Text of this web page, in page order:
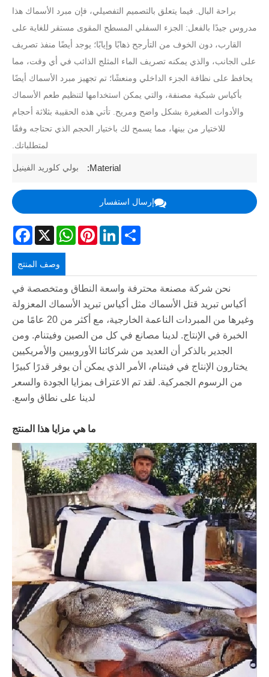
براحة البال. فيما يتعلق بالتصميم التفصيلي، فإن مبرد الأسماك هذا
مدروس جيدًا بالفعل: الجزء السفلي المسطح المقوى مستقر للغاية على
القارب، دون الخوف من التأرجح ذهابًا وإيابًا؛ يوجد أيضًا منفذ تصريف
على الجانب، والذي يمكنه تصريف الماء المثلج الذائب في أي وقت، مما
يحافظ على نظافة الجزء الداخلي ومنعشًا؛ تم تجهيز مبرد الأسماك أيضًا
بأكياس شبكية مصنفة، والتي يمكن استخدامها لتنظيم طعم الأسماك
والأدوات الصغيرة بشكل واضح ومريح. تأتي هذه الحقيبة بثلاثة أحجام
للاختيار من بينها، مما يسمح لك باختيار الحجم الذي تحتاجه وفقًا
لمتطلباتك.
Material: بولي كلوريد الفينيل
إرسال استفسار
X
WhatsAppPinterestLinkedInShare
وصف المنتج
نحن شركة مصنعة محترفة واسعة النطاق ومتخصصة في
أكياس تبريد قتل الأسماك مثل أكياس تبريد الأسماك المعزولة
وغيرها من المبردات الناعمة الخارجية، مع أكثر من 20 عامًا من
الخبرة في الإنتاج. لدينا مصانع في كل من الصين وفيتنام. ومن
الجدير بالذكر أن العديد من شركائنا الأوروبيين والأمريكيين
يختارون الإنتاج في فيتنام، الأمر الذي يمكن أن يوفر قدرًا كبيرًا
من الرسوم الجمركية. لقد تم الاعتراف بمزايا الجودة والسعر
لدينا على نطاق واسع.
ما هي مزايا هذا المنتج